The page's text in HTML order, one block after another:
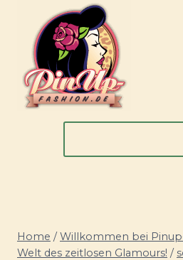
springen
Home / Willkommen bei
Welt des zeitlosen Glamours! /